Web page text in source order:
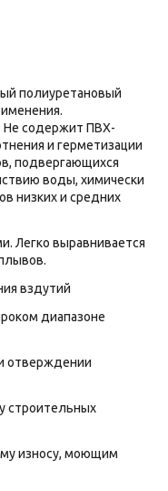
полиуретановый
Не содержит ПВХ-
и герметизации
подвергающихся
воды, химически
низких и средних
Легко выравнивается
вздутий
диапазоне
отверждении
строительных
износу, моющим